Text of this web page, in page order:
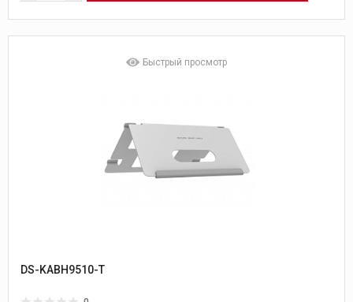
Быстрый просмотр
DS-KABH9510-T